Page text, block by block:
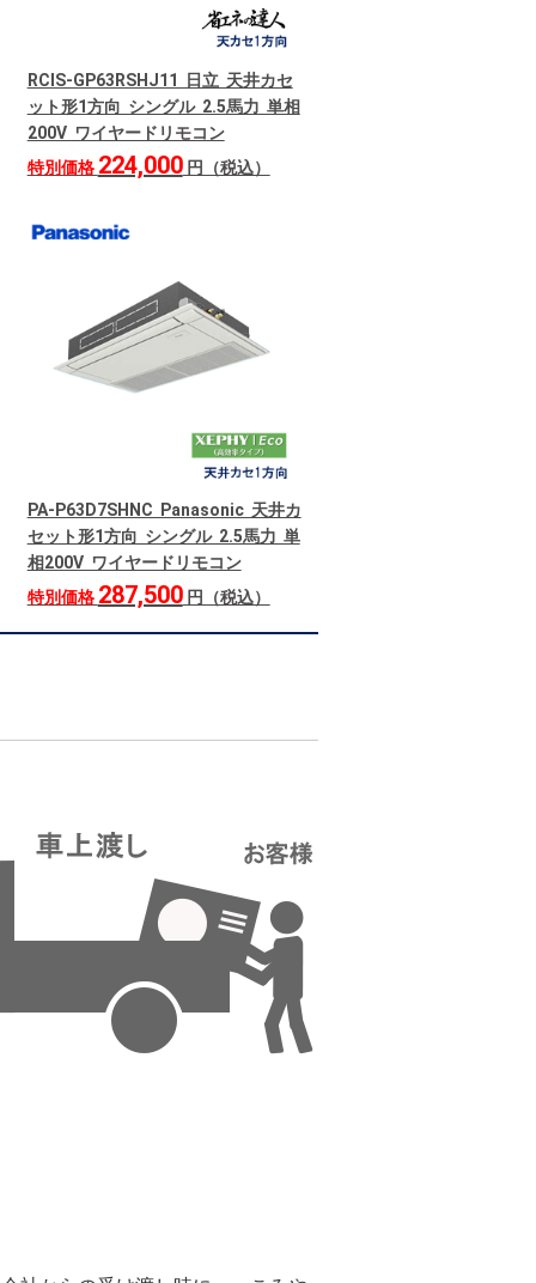
RCIS-GP63RSHJ11 日立 天井カセ
ット形1方向 シングル 2.5馬力 単相
200V ワイヤードリモコン
特別価格 224,000円（税込）
PA-P63D7SHNC Panasonic 天井カ
セット形1方向 シングル 2.5馬力 単
相200V ワイヤードリモコン
特別価格 287,500円（税込）